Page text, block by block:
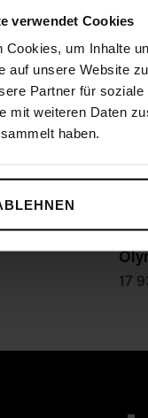
verwendet Cookies
Cookies, um Inhalte
auf unsere Website
Partner für
mit weiteren Daten
haben.
17